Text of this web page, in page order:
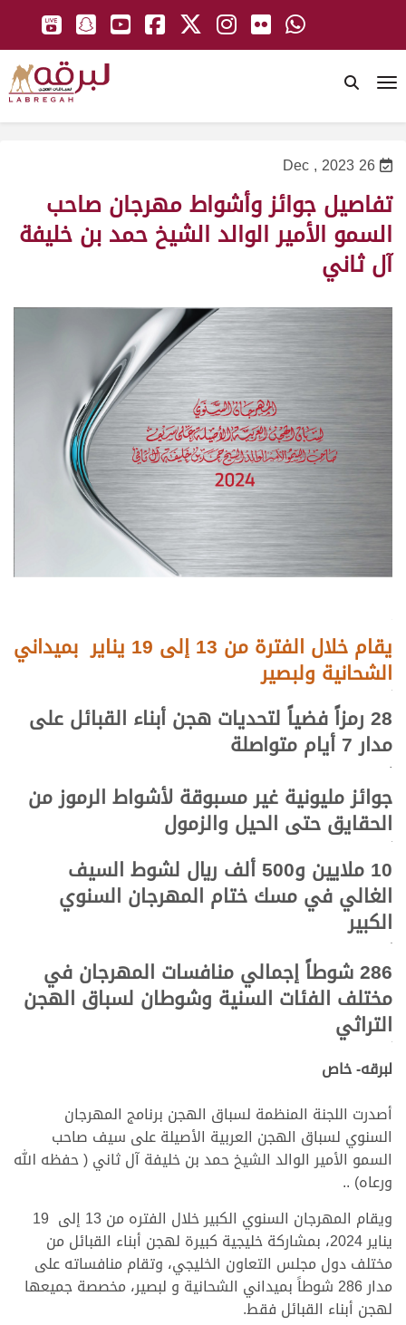
26 Dec , 2023
تفاصيل جوائز وأشواط مهرجان صاحب
السمو الأمير الوالد الشيخ حمد بن خليفة
آل ثاني
يقام خلال الفترة من 13 إلى 19 يناير بميداني
الشحانية ولبصير.
28 رمزاً فضياً لتحديات هجن أبناء القبائل على
مدار 7 أيام متواصلة
.
جوائز مليونية غير مسبوقة لأشواط الرموز من
الحقايق حتى الحيل والزمول.
10 ملايين و500 ألف ريال لشوط السيف
الغالي في مسك ختام المهرجان السنوي
الكبير
.
286 شوطاً إجمالي منافسات المهرجان في
مختلف الفئات السنية وشوطان لسباق الهجن
التراثي.
لبرقه- خاص
أصدرت اللجنة المنظمة لسباق الهجن برنامج المهرجان
السنوي لسباق الهجن العربية الأصيلة على سيف صاحب
السمو الأمير الوالد الشيخ حمد بن خليفة آل ثاني ( حفظه الله
ورعاه) ..
ويقام المهرجان السنوي الكبير خلال الفتره من 13 إلى 19
يناير 2024، بمشاركة خليجية كبيرة لهجن أبناء القبائل من
مختلف دول مجلس التعاون الخليجي، وتقام منافساته على
مدار 286 شوطاً بميداني الشحانية و لبصير، مخصصة جميعها
لهجن أبناء القبائل فقط.